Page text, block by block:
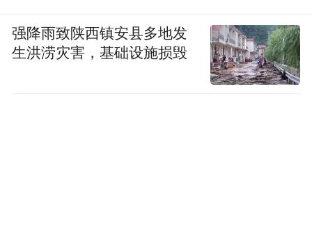
强降雨致陕西镇安县多地发
生洪涝灾害，基础设施损毁